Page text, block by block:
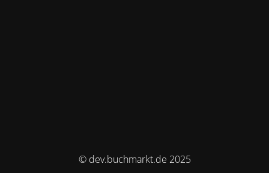
© dev.buchmarkt.de 2025